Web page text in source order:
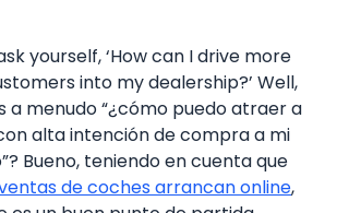
yourself, ‘How can I drive more
into my dealership?’ Well,
a menudo “¿cómo puedo atraer a
alta intención de compra a mi
Bueno, teniendo en cuenta que
de coches arrancan online,